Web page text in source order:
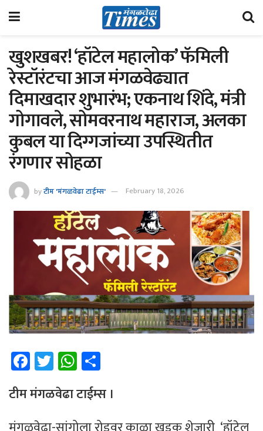
खुशखबर! ‘हॉटेल महालोक’ फॅमिली
रेस्टॉरंटचा आज मंगळवेढ्यात
दिमाखदार शुभारंभ; एकनाथ शिंदे, मंत्री
गोगावले, सोमवरनाथ महाराज, अलका
कुबल या दिग्गजांच्या उपस्थितीत
रंगणार सोहळा
byटीम 'मंगळवेढा टाईम्स' February 18, 2026
Fa
ce
b
o
T
wi
tt
er
W
h
at
sA
e
टीम मंगळवेढा टाईम्स ।